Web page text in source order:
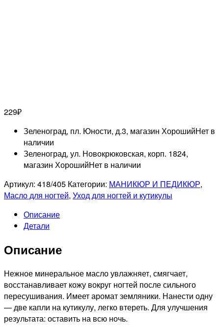
229₽
Зеленоград, пл. Юности, д.3, магазин ХорошийНет в
наличии
Зеленоград, ул. Новокрюковская, корп. 1824,
магазин ХорошийНет в наличии
Артикул: 418/405 Категории: МАНИКЮР И ПЕДИКЮР,
Масло для ногтей, Уход для ногтей и кутикулы
Описание
Детали
Описание
Нежное минеральное масло увлажняет, смягчает,
восстанавливает кожу вокруг ногтей после сильного
пересушивания. Имеет аромат земляники. Нанести одну
— две капли на кутикулу, легко втереть. Для улучшения
результата: оставить на всю ночь.